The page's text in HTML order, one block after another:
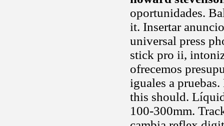
oportunidades.
it. Insertar
universal press
stick pro ii,
ofrecemos
iguales a
this should.
100-300mm.